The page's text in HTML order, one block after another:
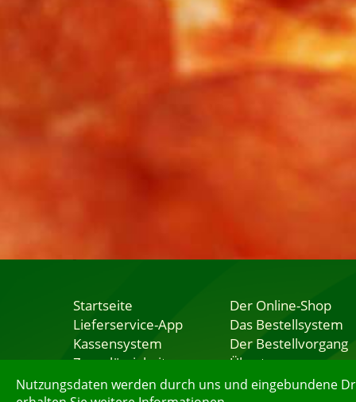
Nutzungsdaten werden durch uns und eingebundene
Startseite
Lieferservice-App
Kassensystem
Zuverlässigkeit
Sicherheit
Der Online-Shop
Das Bestellsystem
Der Bestellvorgang
Übertragung
Testshop